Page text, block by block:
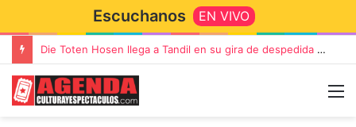
Escuchanos EN VIVO
Die Toten Hosen llega a Tandil en su gira de despedida «Fútbol, Asado, Vino y Adiós Amigos»